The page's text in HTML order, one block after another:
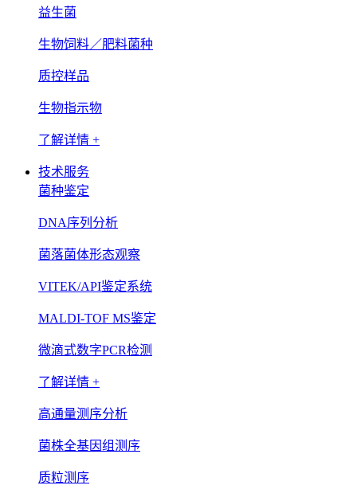
益生菌
生物饲料／肥料菌种
质控样品
生物指示物
了解详情 +
技术服务
菌种鉴定
DNA序列分析
菌落菌体形态观察
VITEK/API鉴定系统
MALDI-TOF MS鉴定
微滴式数字PCR检测
了解详情 +
高通量测序分析
菌株全基因组测序
质粒测序